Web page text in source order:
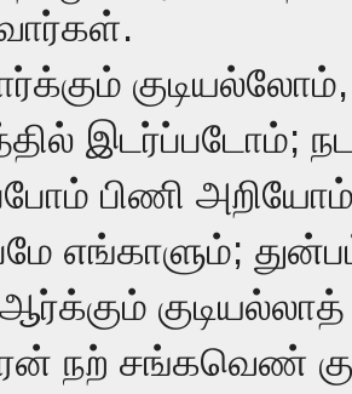
இடர்ப்படோம்;
பிணி
எங்காளும்;
நற் சங்கவெண்